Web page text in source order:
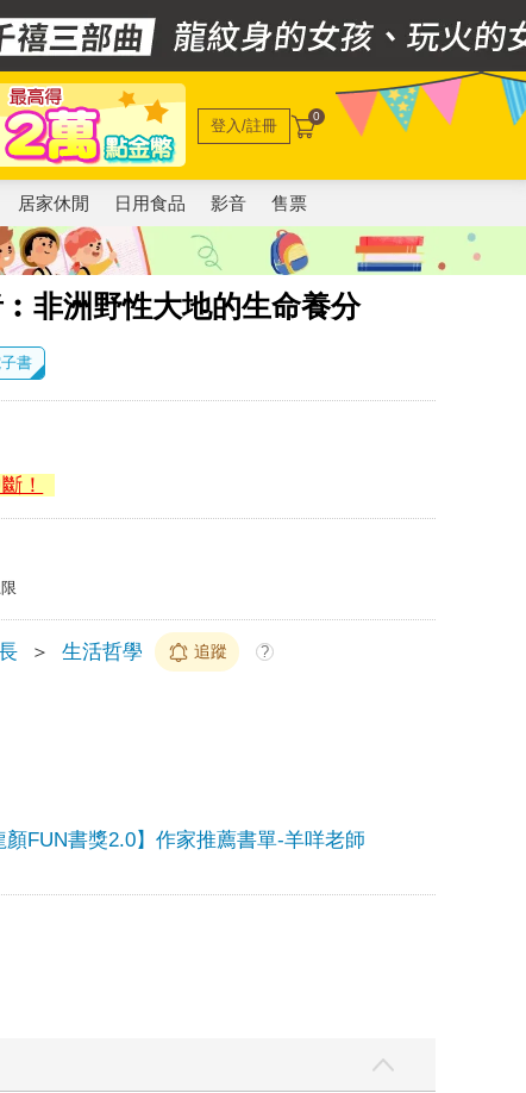
登入/註冊 0
居家休閒 日用食品 影音 售票
非洲野性大地的生命養分
書
！
＞ 生活哲學 追蹤 ?
顏FUN書獎2.0】作家推薦書單-羊咩老師